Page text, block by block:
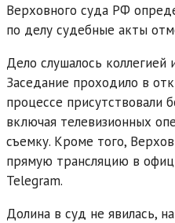
Верховного суда РФ
по делу судебные акты
Дело слушалось коллегией
Заседание проходило в
процессе присутствовали
включая телевизионных
съемку. Кроме того,
прямую трансляцию в
Telegram.
Долина в суд не явилась,